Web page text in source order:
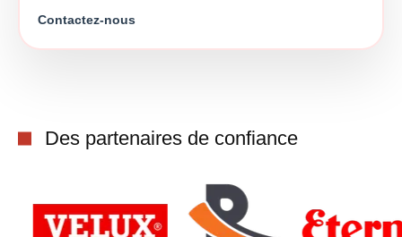
Contactez-nous
Des partenaires de confiance